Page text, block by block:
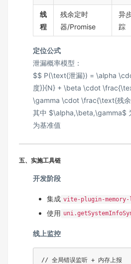
线
程
残余定时
器/Promise
异
踪
定位公式
泄漏概率模型：
$$ P(\text{泄漏}) = \alpha
度}}{N} + \beta \cdot
\gamma \cdot \frac{\text{残
其中 $\alpha,\beta,\gamma$
为基准值
五、实施工具链
开发阶段
集成 vite-plugin-memory-
使用
线上监控
// 全局错误监听 + 内存上报